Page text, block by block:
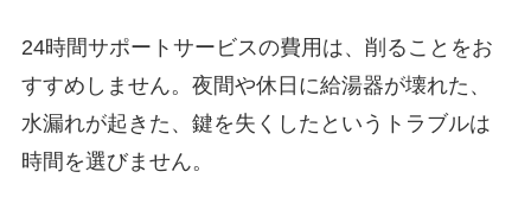
24時間サポートサービスの費用は、削ることをお
すすめしません。夜間や休日に給湯器が壊れた、
水漏れが起きた、鍵を失くしたというトラブルは
時間を選びません。